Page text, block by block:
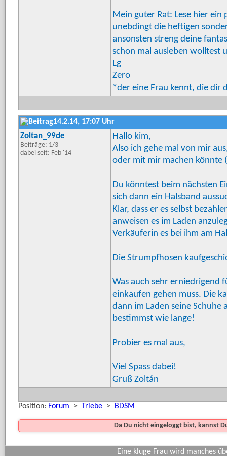
Mein guter Rat: Lese hier ein
unebdingt die heftigen
ansonsten streng deine
schon mal ausleben wolltest
Lg
Zero
*der eine Frau kennt, die dir
14.2.14, 17:07 Uhr
Zoltan_99de
Beiträge: 1/3
dabei seit: Feb '14
Hallo kim,
Also ich gehe mal von mir
oder mit mir machen könnte
Du könntest beim nächsten
sich dann ein Halsband
Klar, dass er es selbst
anweisen es im Laden
Verkäuferin es bei ihm am
Die Strumpfhosen
Was auch sehr erniedrigend
einkaufen gehen muss. Die
dann im Laden seine Schuhe
bestimmst wie lange!
Probier es mal aus,
Viel Spass dabei!
Gruß Zoltán
Position: Forum > Triebe > BDSM
Da Du nicht eingeloggt bist, kannst
Eine kluge Frau wird manches